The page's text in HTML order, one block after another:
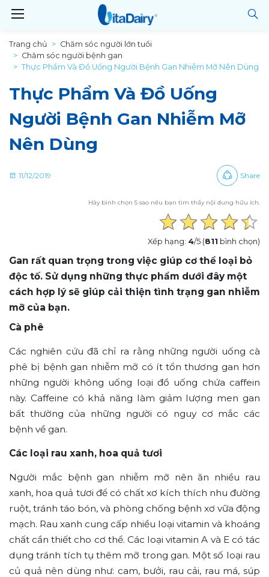
Trang chủ
Chăm sóc người lớn tuổi
Chăm sóc người bệnh gan
Thực Phẩm Và Đồ Uống Người Bệnh Gan Nhiễm Mỡ Nên Dùng
Thực Phẩm Và Đồ Uống
Người Bệnh Gan Nhiễm Mỡ
Nên Dùng
11/12/2019 Share
Hãy bình chọn 5 sao nếu bạn tìm thấy nội dung hữu ích.
Xếp hạng: 4/5 (811 bình chọn)
Gan rất quan trọng trong việc giúp cơ thể loại bỏ
độc tố. Sử dụng những thực phẩm dưới đây một
cách hợp lý sẽ giúp cải thiện tình trạng gan nhiễm
mỡ của bạn.
Cà phê
Các nghiên cứu đã chỉ ra rằng những người uống cà
phê bị bệnh gan nhiễm mỡ có ít tổn thương gan hơn
những người không uống loại đồ uống chứa caffein
này. Caffeine có khả năng làm giảm lượng men gan
bất thường của những người có nguy cơ mắc các
bệnh về gan.
Các loại rau xanh, hoa quả tươi
Người mắc bệnh gan nhiễm mỡ nên ăn nhiều rau
xanh, hoa quả tươi để có chất xơ kích thích nhu đường
ruột, tránh táo bón, và phòng chống bệnh xơ vữa động
mạch. Rau xanh cung cấp nhiều loại vitamin và khoáng
chất cần thiết cho cơ thể. Các loại vitamin A và E có tác
dụng tránh tích tụ thêm mỡ trong gan. Một số loại rau
củ quả nên dùng như: cam, bưởi, rau cải, rau má, súp